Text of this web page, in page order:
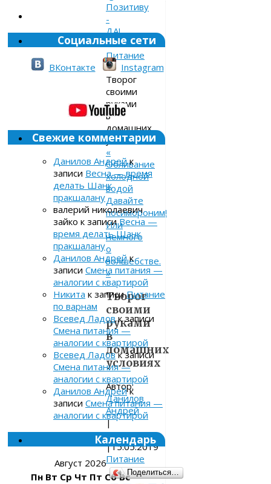
Позитиву
-
ДА!
»
Питание
»
Творог
своими
руками
в
домашних
условиях
«
Обливание
холодной
водой
Давайте
посимороним!
Или
немного
о
волшебстве.
»
Творог
своими
руками
в
домашних
условиях
Автор:
Данилов
Андрей
|
08.08.2012
|15.05.2019
Питание
Поделиться…
Социальные сети
ВКонтакте Instagram
Свежие комментарии
Данилов Андрейк
записи Весна — время
делать Шанк
пракшалану
валерий николаевич
зайко к записиВесна —
время делать Шанк
пракшалану
Данилов Андрейк
записи Смена питания —
аналогии с квартирой
Никита к записиПитание
по варнам
Всевед Ладовк записи
Смена питания —
аналогии с квартирой
Всевед Ладовк записи
Смена питания —
аналогии с квартирой
Данилов Андрейк
записи Смена питания —
аналогии с квартирой
Календарь
Август 2026
Пн Вт Ср Чт Пт Сб Вс